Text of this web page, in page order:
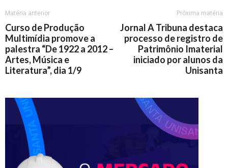
Matéria anterior
Curso de Produção
Multimídia promove a
palestra “De 1922 a 2012 –
Artes, Música e
Literatura”, dia 1/9
Próxima matéria
Jornal A Tribuna destaca
processo de registro de
Patrimônio Imaterial
iniciado por alunos da
Unisanta